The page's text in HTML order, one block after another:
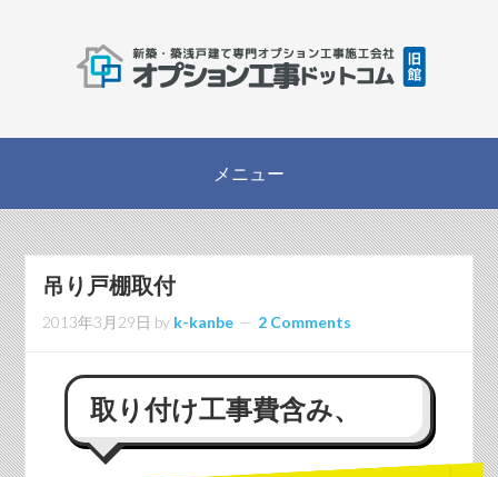
吊り戸棚取付
2013年3月29日 by k-kanbe 2 Comments
取り付け工事費含み、